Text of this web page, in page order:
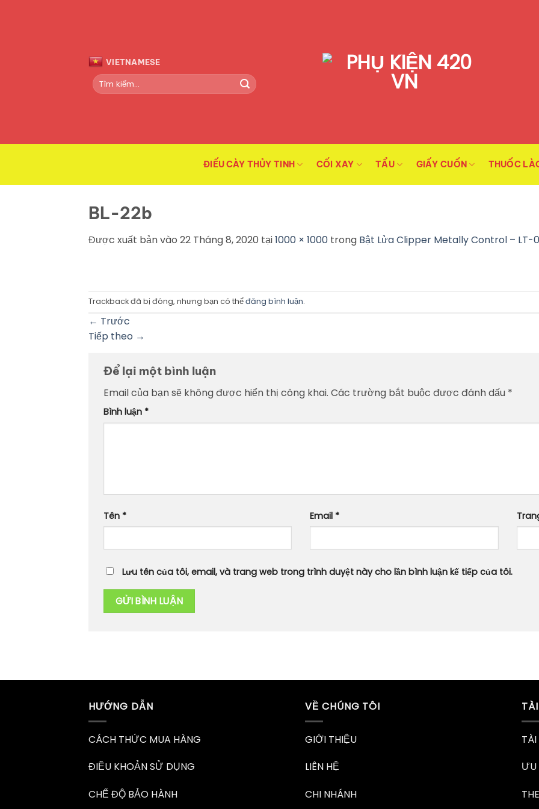
VIETNAMESE
Tìm
kiếm:
ĐIẾU CÀY THỦY TINH CỐI XAY TẨU GIẤY CUỐN THUỐC
BL-22b
Được xuất bản vào 22 Tháng 8, 2020 tại1000 × 1000 trong Bật Lửa Clipper Metally Control – LT-
Trackback đã bị đóng, nhưng bạn có thểđăng bình luận.
← Trước
Tiếp theo →
Để lại một bình luận
Email của bạn sẽ không được hiển thị công khai. Các trường bắt buộc được đánh dấu *
Bình luận *
Tên * Email *
Lưu tên của tôi, email, và trang web trong trình duyệt này cho lần bình luận kế tiếp của tôi.
HƯỚNG DẪN
CÁCH THỨC MUA HÀNG
ĐIỀU KHOẢN SỬ DỤNG
CHẾ ĐỘ BẢO HÀNH
VỀ CHÚNG TÔI
GIỚI THIỆU
LIÊN HỆ
CHI NHÁNH